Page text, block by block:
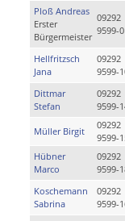
Ploß Andreas
Erster
Bürgermeister
09292
9599-0
Hellfritzsch
Jana
09292
9599-
Dittmar
Stefan
09292
9599-
Müller Birgit
09292
9599-
Hübner
Marco
09292
9599-
Koschemann
Sabrina
09292
9599-